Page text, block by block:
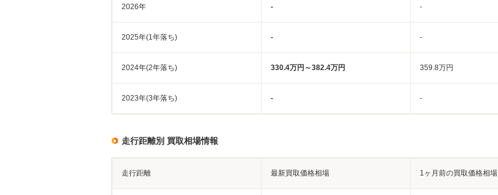
2026年 - -
2025年(1年落ち) - -
2024年(2年落ち) 330.4万円～382.4万円 359.8万円
2023年(3年落ち) - -
走行距離別 買取相場情報
走行距離 最新買取価格相場 1ヶ月前の買取価格相場